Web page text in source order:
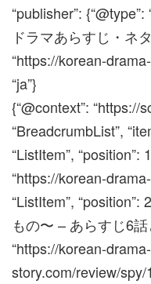
“publisher”:
ドラマあらすじ・ネ
“https://korean-
“ja”}
{“@context”: “https://
“BreadcrumbList”,
“ListItem”, “position”:
“https://korean-
“ListItem”, “position”:
もの〜 – あらすじ6
“https://korean-drama-
story.com/review/spy/